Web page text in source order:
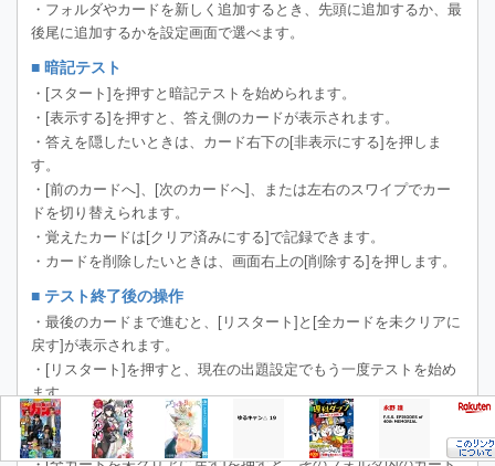
・フォルダやカードを新しく追加するとき、先頭に追加するか、最
後尾に追加するかを設定画面で選べます。
■ 暗記テスト
・[スタート]を押すと暗記テストを始められます。
・[表示する]を押すと、答え側のカードが表示されます。
・答えを隠したいときは、カード右下の[非表示にする]を押しま
す。
・[前のカードへ]、[次のカードへ]、または左右のスワイプでカー
ドを切り替えられます。
・覚えたカードは[クリア済みにする]で記録できます。
・カードを削除したいときは、画面右上の[削除する]を押します。
■ テスト終了後の操作
・最後のカードまで進むと、[リスタート]と[全カードを未クリアに
戻す]が表示されます。
・[リスタート]を押すと、現在の出題設定でもう一度テストを始め
ます。
・出題順がランダムの場合は、もう一度ランダムに並び替えられま
す。